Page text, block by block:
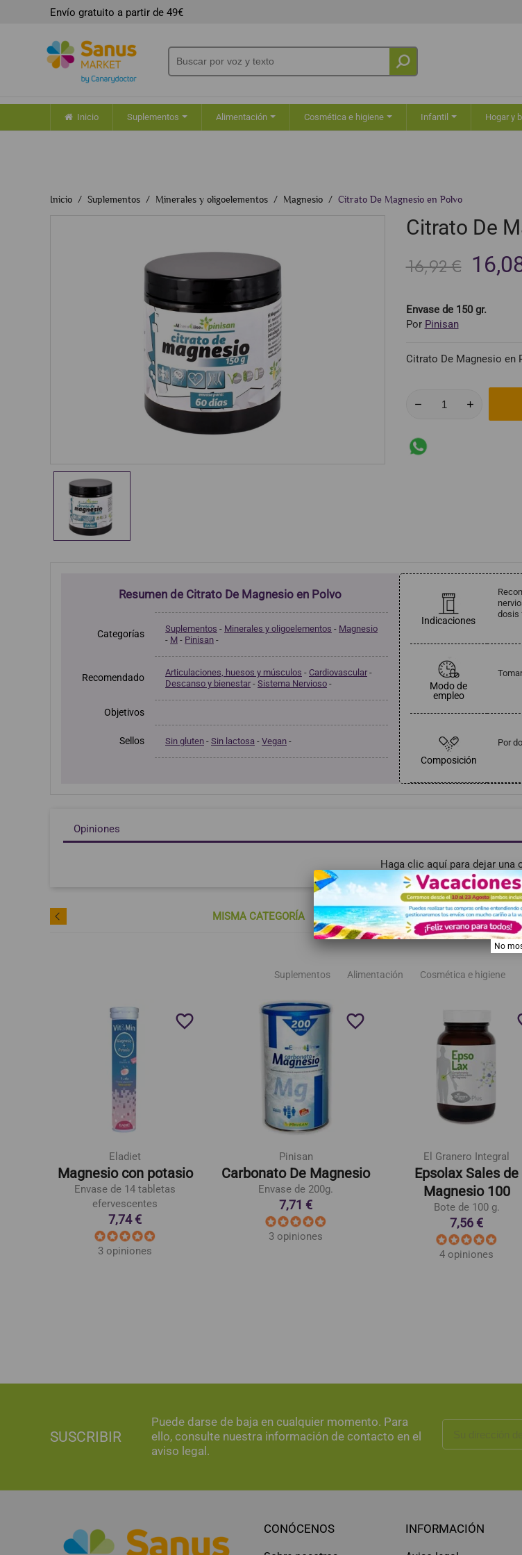
Envío gratuito a partir de 49€
Inicio Suplementos Alimentación Cosmética e higiene Infantil Hogar y
Inicio Suplementos Minerales y oligoelementos Magnesio Citrato De Magnesio en Polvo
Citrato De
16,92 €
Envase de 150 gr.
Por Pinisan
Citrato De Magnesio en
Resumen de Citrato De Magnesio en Polvo
Categorías Suplementos - Minerales y oligoelementos - Magnesio
- M - Pinisan -
Recomendado Articulaciones, huesos y músculos - Cardiovascular -
Descanso y bienestar - Sistema Nervioso -
Objetivos
Sellos Sin gluten - Sin lactosa - Vegan -
Indicaciones
dosis
Modo de
empleo
Composición
Por
Opiniones
Haga clic aquí para dejar una
MISMA CATEGORÍA RECOMENDADOS MISMA MARCA
Suplementos Alimentación Cosmética e higiene
Eladiet
Magnesio con potasio
Envase de 14 tabletas
efervescentes
7,74 €
3 opiniones
favorite_border
Pinisan
Carbonato De Magnesio
Envase de 200g.
7,71 €
3 opiniones
favorite_border
El Granero Integral
Epsolax Sales de
Magnesio 100
Bote de 100 g.
7,56 €
4 opiniones
SUSCRIBIR
Puede darse de baja en cualquier momento. Para
ello, consulte nuestra información de contacto en el
aviso legal.
CONÓCENOS INFORMACIÓN
.
No